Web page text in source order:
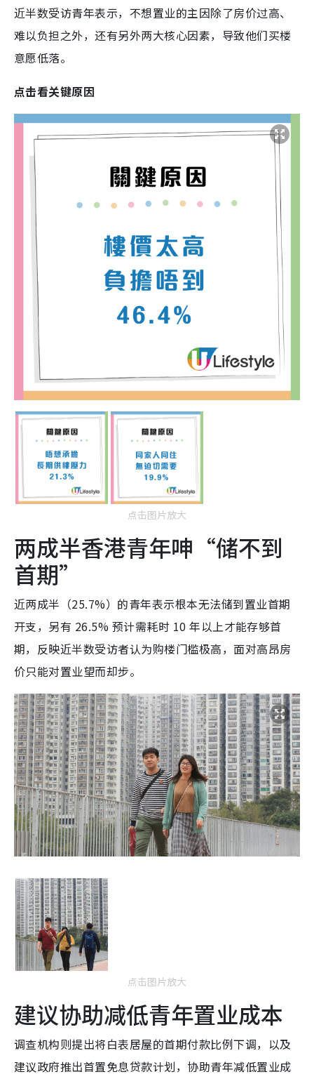
近半数受访青年表示，不想置业的主因除了房价过高、
难以负担之外，还有另外两大核心因素，导致他们买楼
意愿低落。
点击看关键原因
点击图片放大
两成半香港青年呻“储不到
首期”
近两成半（25.7%）的青年表示根本无法储到置业首期
开支，另有 26.5% 预计需耗时 10 年以上才能存够首
期，反映近半数受访者认为购楼门槛极高，面对高昂房
价只能对置业望而却步。
点击图片放大
建议协助减低青年置业成本
调查机构则提出将白表居屋的首期付款比例下调，以及
建议政府推出首置免息贷款计划，协助青年减低置业成